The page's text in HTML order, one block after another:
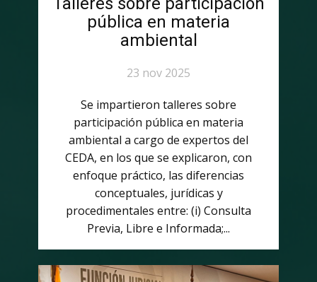
pública en materia
ambiental
23 nov 2025
Se impartieron talleres sobre
participación pública en materia
ambiental a cargo de expertos del
CEDA, en los que se explicaron, con
enfoque práctico, las diferencias
conceptuales, jurídicas y
procedimentales entre: (i) Consulta
Previa, Libre e Informada;...